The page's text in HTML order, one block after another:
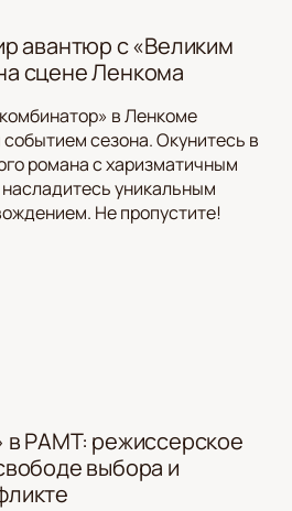
авантюр с «Великим
сцене Ленкома
в Ленкоме
сезона. Окунитесь в
романа с харизматичным
уникальным
Не пропустите!
в РАМТ: режиссерское
выбора и